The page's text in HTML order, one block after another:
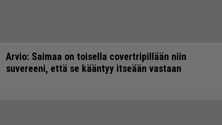
Arvio: Saimaa on toisella covertripillään niin
suvereeni, että se kääntyy itseään vastaan